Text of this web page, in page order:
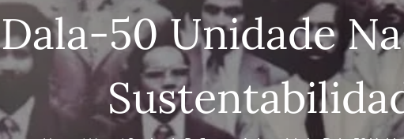
Dala-50 Unidade